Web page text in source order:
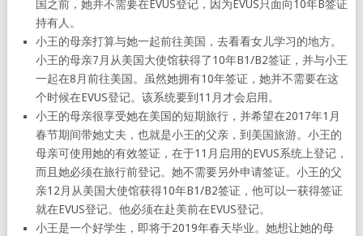
国之前，她并不需要在EVUS登记，因为EVUS只面向10年B签证
持有人。
小王的母亲打算与她一起前往美国，去看看女儿学习的地方。
小王的母亲7月从美国大使馆获得了10年B1/B2签证，并与小王
一起在8月前往美国。虽然她拥有10年签证，她并不需要在这
个时候在EVUS登记。该系统要到11月才会启用。
小王的母亲很享受她在美国的短期旅行，并希望在2017年1月
春节期间带她丈夫，也就是小王的父亲，到美国旅游。小王的
母亲可使用她的有效签证，在于11月启用的EVUS系统上登记，
而且她必须在旅行前登记。她不需要另外申请签证。小王的父
亲12月从美国大使馆获得10年B1/B2签证，他可以一获得签证
就在EVUS登记。他必须在赴美前在EVUS登记。
小王是一个好学生，即将于2019年春天毕业。她想让她的母